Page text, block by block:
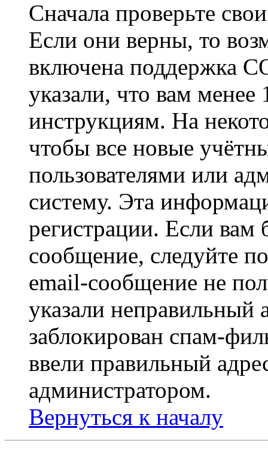
Сначала проверьте
Если они верны, то
включена поддержка
указали, что вам
инструкциям. На
чтобы все новые
пользователями или
систему. Эта
регистрации. Если
сообщение, следуйте
email-сообщение не
указали неправильный
заблокирован спам-
ввели правильный
администратором.
Вернуться к началу